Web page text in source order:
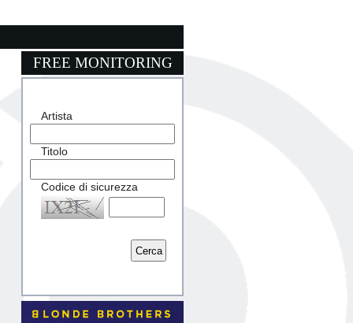
FREE MONITORING
Artista
Titolo
Codice di sicurezza
Captcha